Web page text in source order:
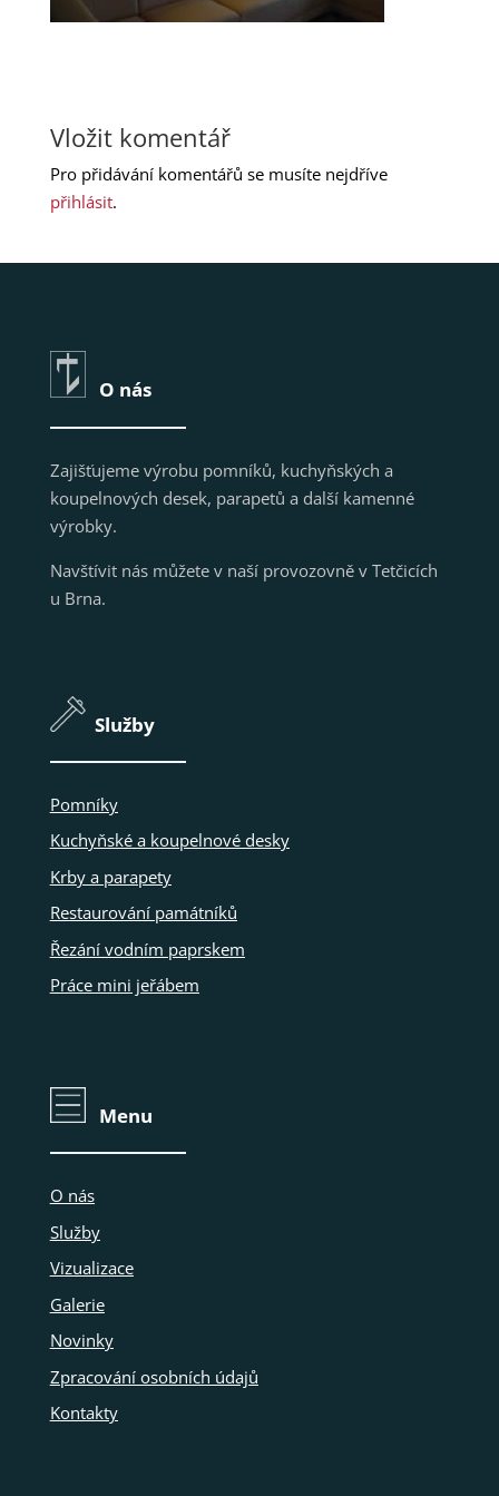
Vložit komentář
Pro přidávání komentářů se musíte nejdříve
přihlásit.
O nás
Zajišťujeme výrobu pomníků, kuchyňských a
koupelnových desek, parapetů a další kamenné
výrobky.
Navštívit nás můžete v naší provozovně v Tetčicích
u Brna.
Služby
Pomníky
Kuchyňské a koupelnové desky
Krby a parapety
Restaurování památníků
Řezání vodním paprskem
Práce mini jeřábem
Menu
O nás
Služby
Vizualizace
Galerie
Novinky
Zpracování osobních údajů
Kontakty